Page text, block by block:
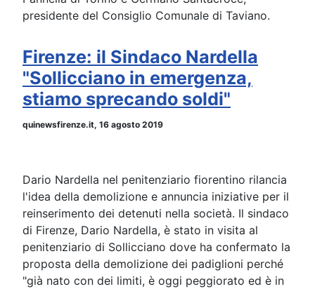
presidente del Consiglio Comunale di Taviano.
Firenze: il Sindaco Nardella
"Sollicciano in emergenza,
stiamo sprecando soldi"
quinewsfirenze.it, 16 agosto 2019
Dario Nardella nel penitenziario fiorentino rilancia
l'idea della demolizione e annuncia iniziative per il
reinserimento dei detenuti nella società. Il sindaco
di Firenze, Dario Nardella, è stato in visita al
penitenziario di Sollicciano dove ha confermato la
proposta della demolizione dei padiglioni perché
"già nato con dei limiti, è oggi peggiorato ed è in